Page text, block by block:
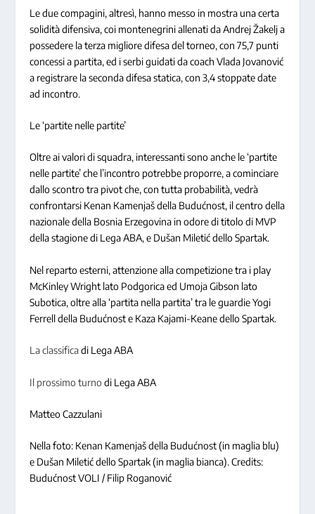
Le due compagini, altresì, hanno messo in mostra una certa
solidità difensiva, coi montenegrini allenati da Andrej Žakelj a
possedere la terza migliore difesa del torneo, con 75,7 punti
concessi a partita, ed i serbi guidati da coach Vlada Jovanović
a registrare la seconda difesa statica, con 3,4 stoppate date
ad incontro.
Le ‘partite nelle partite’
Oltre ai valori di squadra, interessanti sono anche le ‘partite
nelle partite’ che l’incontro potrebbe proporre, a cominciare
dallo scontro tra pivot che, con tutta probabilità, vedrà
confrontarsi Kenan Kamenjaš della Budućnost, il centro della
nazionale della Bosnia Erzegovina in odore di titolo di MVP
della stagione di Lega ABA, e Dušan Miletić dello Spartak.
Nel reparto esterni, attenzione alla competizione tra i play
McKinley Wright lato Podgorica ed Umoja Gibson lato
Subotica, oltre alla ‘partita nella partita’ tra le guardie Yogi
Ferrell della Budućnost e Kaza Kajami-Keane dello Spartak.
La classificadi Lega ABA
Il prossimo turno di Lega ABA
Matteo Cazzulani
Nella foto: Kenan Kamenjaš della Budućnost (in maglia blu)
e Dušan Miletić dello Spartak (in maglia bianca). Credits:
Budućnost VOLI / Filip Roganović